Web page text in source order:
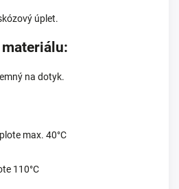
úplet.
na dotyk.
max. 40°C
110°C